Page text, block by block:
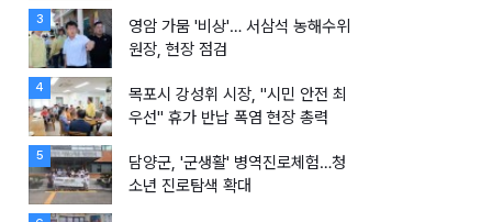
3
영암 가뭄 '비상'… 서삼석 농해수위
원장, 현장 점검
4
목포시 강성휘 시장, "시민 안전 최
우선" 휴가 반납 폭염 현장 총력
5
담양군, '군생활' 병역진로체험…청
소년 진로탐색 확대